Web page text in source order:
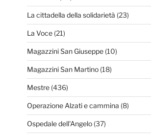
La cittadella della solidarietà (23)
La Voce(21)
Magazzini San Giuseppe(10)
Magazzini San Martino(18)
Mestre(436)
Operazione Alzati e cammina (8)
Ospedale dell'Angelo(37)